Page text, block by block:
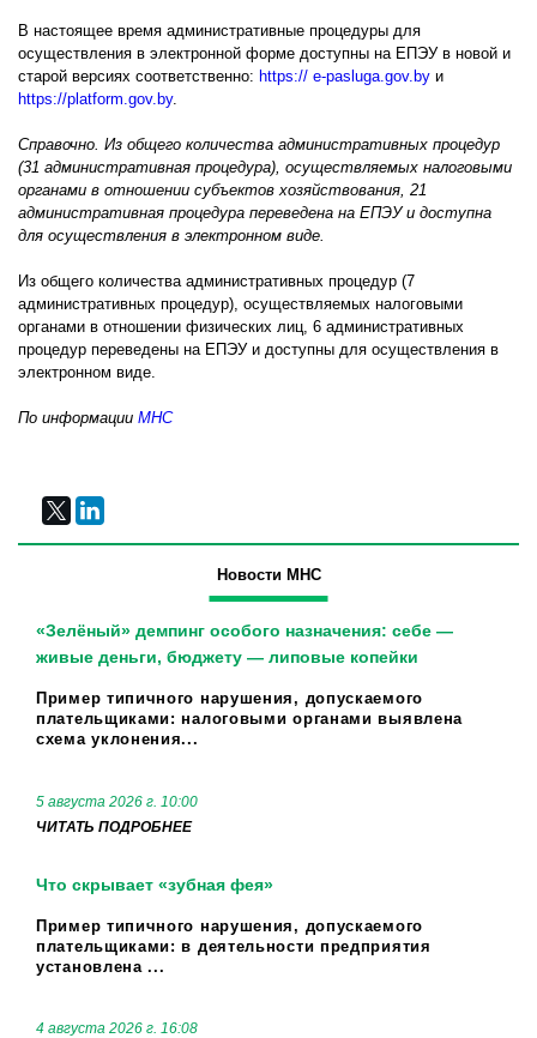
В настоящее время административные процедуры для
осуществления в электронной форме доступны на ЕПЭУ в новой и
старой версиях соответственно: https:// e-pasluga.gov.by и
https://platform.gov.by.
Справочно. Из общего количества административных процедур
(31 административная процедура), осуществляемых налоговыми
органами в отношении субъектов хозяйствования, 21
административная процедура переведена на ЕПЭУ и доступна
для осуществления в электронном виде.
Из общего количества административных процедур (7
административных процедур), осуществляемых налоговыми
органами в отношении физических лиц, 6 административных
процедур переведены на ЕПЭУ и доступны для осуществления в
электронном виде.
По информации МНС
Новости МНС
«Зелёный» демпинг особого назначения: себе —
живые деньги, бюджету — липовые копейки
Пример типичного нарушения, допускаемого
плательщиками: налоговыми органами выявлена
схема уклонения...
5 августа 2026 г. 10:00
ЧИТАТЬ ПОДРОБНЕЕ
Что скрывает «зубная фея»
Пример типичного нарушения, допускаемого
плательщиками: в деятельности предприятия
установлена ...
4 августа 2026 г. 16:08